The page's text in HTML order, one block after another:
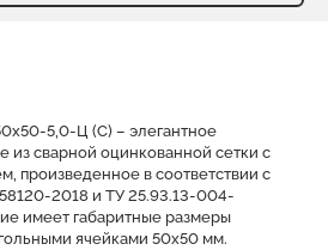
Оставить заявку на КП
5,0-Ц (С) – элегантное
из сварной оцинкованной сетки с
произведенное в соответствии с
2018 и ТУ 25.93.13-004-
имеет габаритные размеры
ячейками 50x50 мм.